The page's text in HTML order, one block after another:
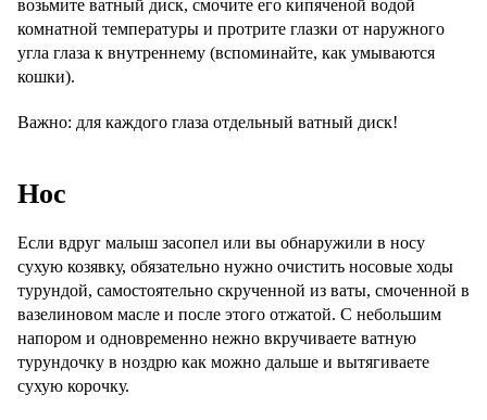
возьмите ватный диск, смочите его кипяченой водой
комнатной температуры и протрите глазки от наружного
угла глаза к внутреннему (вспоминайте, как умываются
кошки).
Важно: для каждого глаза отдельный ватный диск!
Нос
Если вдруг малыш засопел или вы обнаружили в носу
сухую козявку, обязательно нужно очистить носовые ходы
турундой, самостоятельно скрученной из ваты, смоченной в
вазелиновом масле и после этого отжатой. С небольшим
напором и одновременно нежно вкручиваете ватную
турундочку в ноздрю как можно дальше и вытягиваете
сухую корочку.